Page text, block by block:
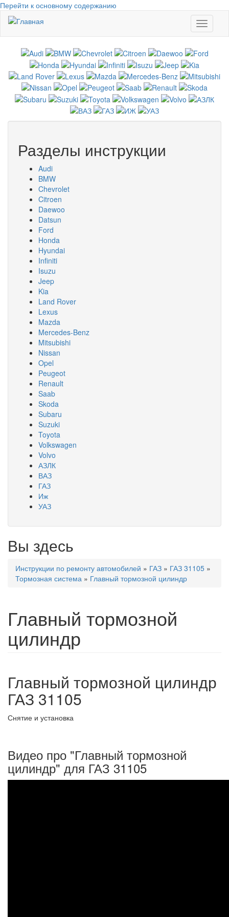
Перейти к основному содержанию
Toggle
Разделы инструкции
Audi
BMW
Chevrolet
Citroen
Daewoo
Datsun
Ford
Honda
Hyundai
Infiniti
Isuzu
Jeep
Kia
Land Rover
Lexus
Mazda
Mercedes-Benz
Mitsubishi
Nissan
Opel
Peugeot
Renault
Saab
Skoda
Subaru
Suzuki
Toyota
Volkswagen
Volvo
АЗЛК
ВАЗ
ГАЗ
Иж
УАЗ
Вы здесь
Инструкции по ремонту автомобилей » ГАЗ » ГАЗ 31105 »
Тормозная система » Главный тормозной цилиндр
Главный тормозной
цилиндр
Главный тормозной цилиндр
ГАЗ 31105
Снятие и установка
Видео про "Главный тормозной
цилиндр" для ГАЗ 31105